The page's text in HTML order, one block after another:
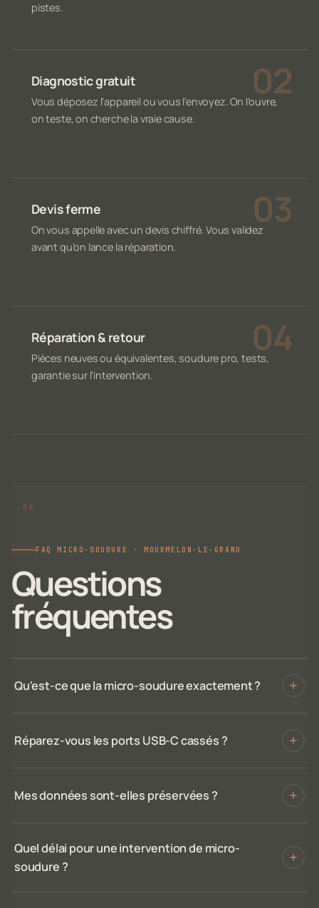
pistes.
Diagnostic gratuit
Vous déposez l'appareil ou vous l'envoyez. On l'ouvre,
on teste, on cherche la vraie cause.
Devis ferme
On vous appelle avec un devis chiffré. Vous validez
avant qu'on lance la réparation.
Réparation & retour
Pièces neuves ou équivalentes, soudure pro, tests,
garantie sur l'intervention.
FAQ MICRO-SOUDURE · MOURMELON-LE-GRAND
Questions
fréquentes
Qu'est-ce que la micro-soudure exactement ?
Réparez-vous les ports USB-C cassés ?
Mes données sont-elles préservées ?
Quel délai pour une intervention de micro-
soudure ?